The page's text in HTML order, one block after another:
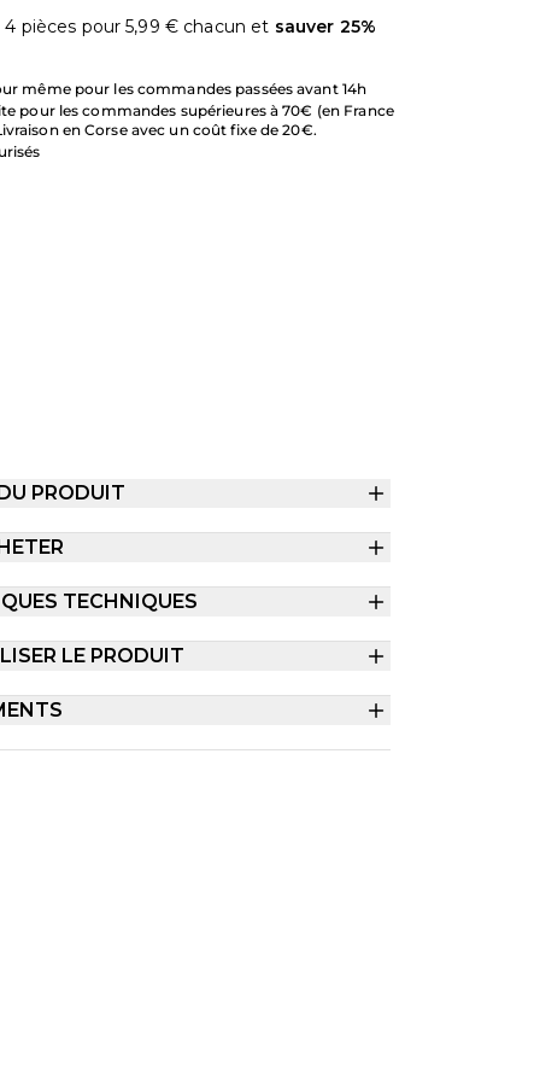
4 pièces pour5,99 € chacun et sauver 25%
même pour les commandes passées avant 14h
pour les commandes supérieures à 70€ (en France
en Corse avec un coût fixe de 20€.
PRODUIT
TECHNIQUES
LE PRODUIT